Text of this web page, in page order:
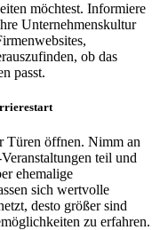
möchtest. Informiere
Unternehmenskultur
ob das
passt.
Türen öffnen. Nimm an
teil und
ehemalige
sich wertvolle
desto größer sind
zu erfahren.